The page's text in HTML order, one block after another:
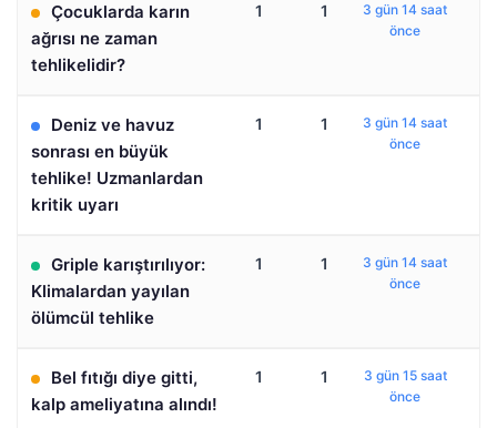
Çocuklarda karın
ağrısı ne zaman
tehlikelidir?
1 1
3 gün 14 saat
önce
Deniz ve havuz
sonrası en büyük
tehlike! Uzmanlardan
kritik uyarı
1 1
3 gün 14 saat
önce
Griple karıştırılıyor:
Klimalardan yayılan
ölümcül tehlike
1 1
3 gün 14 saat
önce
Bel fıtığı diye gitti,
kalp ameliyatına alındı!
1 1
3 gün 15 saat
önce